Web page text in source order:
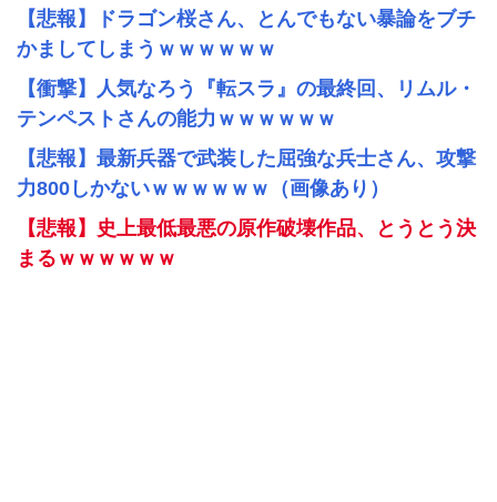
【悲報】ドラゴン桜さん、とんでもない暴論をブチ
かましてしまうｗｗｗｗｗｗ
【衝撃】人気なろう『転スラ』の最終回、リムル・
テンペストさんの能力ｗｗｗｗｗｗ
【悲報】最新兵器で武装した屈強な兵士さん、攻撃
力800しかないｗｗｗｗｗｗ（画像あり）
【悲報】史上最低最悪の原作破壊作品、とうとう決
まるｗｗｗｗｗｗ